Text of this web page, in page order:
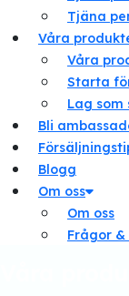
Tjäna
Våra
Våra
Starta
Lag
Bli
Blogg
Om oss
Om oss
Frågor &